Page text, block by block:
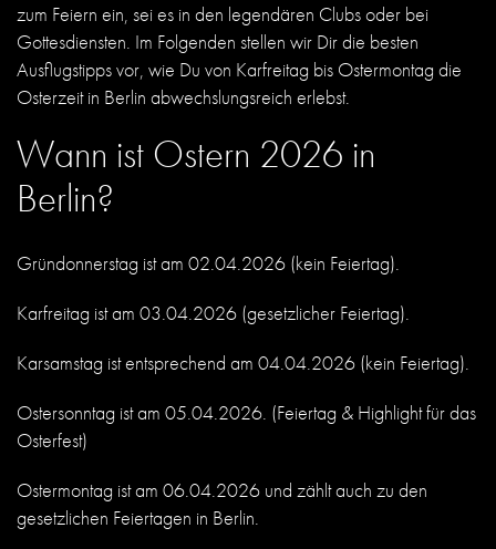
zum Feiern ein, sei es in den legendären Clubs oder bei
Gottesdiensten. Im Folgenden stellen wir Dir die besten
Ausflugstipps vor, wie Du von Karfreitag bis Ostermontag die
Osterzeit in Berlin abwechslungsreich erlebst.
Wann ist Ostern 2026 in
Berlin?
Gründonnerstag ist am 02.04.2026 (kein Feiertag).
Karfreitag ist am 03.04.2026 (gesetzlicher Feiertag).
Karsamstag ist entsprechend am 04.04.2026 (kein Feiertag).
Ostersonntag ist am 05.04.2026. (Feiertag & Highlight für das
Osterfest)
Ostermontag ist am 06.04.2026 und zählt auch zu den
gesetzlichen Feiertagen in Berlin.